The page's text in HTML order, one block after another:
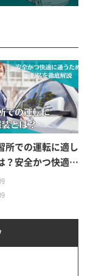
所での運転に適し
？安全かつ快適に
装を徹底解説